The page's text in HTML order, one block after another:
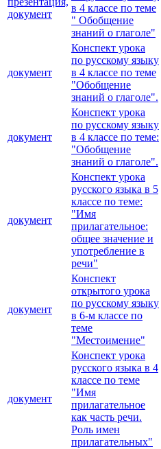
документ
в 4 классе по теме
" Обобщение
знаний о глаголе"
документ
Конспект урока
по русскому языку
в 4 классе по теме
"Обобщение
знаний о глаголе".
документ
Конспект урока
по русскому языку
в 4 классе по теме:
"Обобщение
знаний о глаголе".
документ
Конспект урока
русского языка в 5
классе по теме:
"Имя
прилагательное:
общее значение и
употребление в
речи"
документ
Конспект
открытого урока
по русскому языку
в 6-м классе по
теме
"Местоимение"
документ
Конспект урока
русского языка в 4
классе по теме
"Имя
прилагательное
как часть речи.
Роль имен
прилагательных"